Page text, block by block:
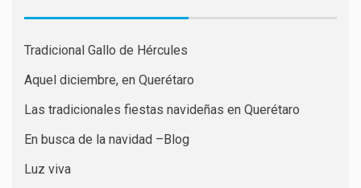
Tradicional Gallo de Hércules
Aquel diciembre, en Querétaro
Las tradicionales fiestas navideñas en Querétaro
En busca de la navidad –Blog
Luz viva